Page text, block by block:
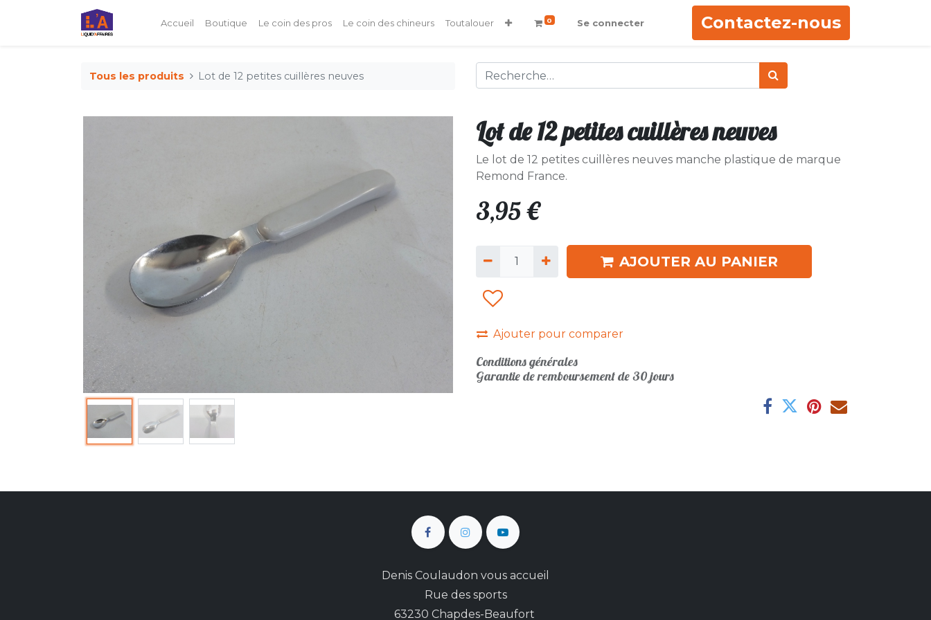
Accueil Boutique Le coin des pros Le coin des chineurs Toutalouer 0 Se connecter Contactez-nous
Tous les produits Lot de 12 petites cuillères neuves
Lot de 12 petites cuillères neuves
Le lot de 12 petites cuillères neuves manche plastique de marque
Remond France.
3,95€
AJOUTER AU PANIER
Ajouter pour comparer
Conditions générales
Garantie de remboursement de 30 jours
Denis Coulaudon vous accueil
Rue des sports
63230 Chapdes-Beaufort